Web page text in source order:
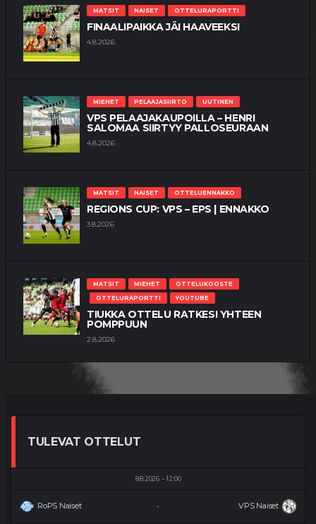
MATSIT NAISET OTTELURAPORTTI
FINAALIPAIKKA JÄI HAAVEEKSI
4.8.2026
MIEHET PELAAJASIIRTO UUTINEN
VPS PELAAJAKAUPOILLA – HENRI
SALOMAA SIIRTYY PALLOSEURAAN
4.8.2026
MATSIT NAISET OTTELUENNAKKO
REGIONS CUP: VPS – EPS | ENNAKKO
3.8.2026
MATSIT MIEHET
OTTELUKOOSTE
OTTELURAPORTTI
YOUTUBE
TIUKKA OTTELU RATKESI YHTEEN
POMPPUUN
2.8.2026
TULEVAT OTTELUT
8.8.2026 12:00
RoPS Naiset VPS Naiset
-